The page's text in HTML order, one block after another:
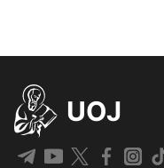
UOJ